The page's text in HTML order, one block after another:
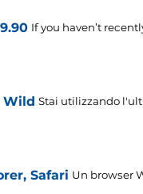
If you haven’t
Wild Stai utilizzando
Safari Un browser